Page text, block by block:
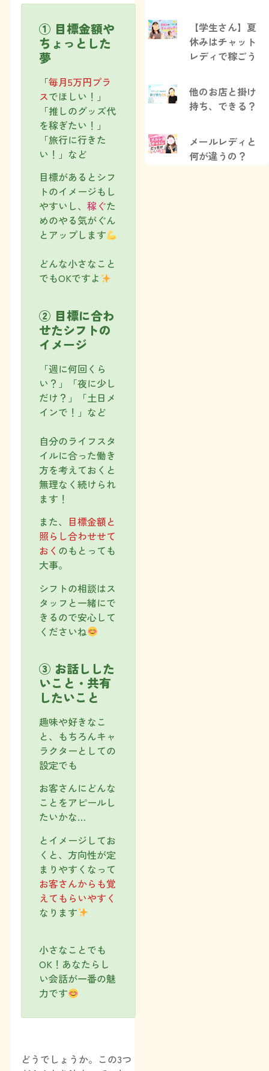
① 目標金額や
ちょっとした
夢
「毎月5万円プラ
スでほしい！」
「推しのグッズ代
を稼ぎたい！」
「旅行に行きた
い！」など
目標があるとシフ
トのイメージもし
やすいし、 稼ぐた
めのやる気がぐん
とアップします
どんな小さなこと
でもOKですよ
② 目標に合わ
せたシフトの
イメージ
「週に何回くら
い？」「夜に少し
だけ？」「土日メ
インで！」など
自分のライフスタ
イルに合った働き
方を考えておくと
無理なく続けられ
ます！
また、 目標金額と
照らし合わせせて
おく のもとっても
大事。
シフトの相談はス
タッフと一緒にで
きるので安心して
くださいね
③ お話しした
いこと・共有
したいこと
趣味や好きなこ
と、もちろんキャ
ラクターとしての
設定でも
お客さんにどんな
ことをアピールし
たいかな…
とイメージしてお
くと、方向性が定
まりやすくなって
お客さんからも覚
えてもらいやすく
なります
小さなことでも
OK！あなたらし
い会話が一番の魅
力です
どうでしょうか。この3つ
【学生さん】夏
休みはチャット
レディで稼ごう
他のお店と掛け
持ち、できる？
メールレディと
何が違うの？